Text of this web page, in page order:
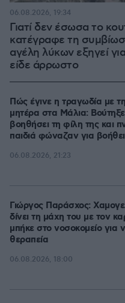
Γιατί δεν έσωσα το
κατέγραφε τη
αγέλη λύκων εξηγεί
είδε άρρωστο
06.08.2026, 19:34
Πώς έγινε η τραγωδία με
μητέρα στα Μάλια:
βοηθήσει τη φίλη της και
παιδιά φώναζαν για
06.08.2026, 21:23
Γιώργος Παράσχος:
δίνει τη μάχη του με τον
μπήκε στο νοσοκομείο για
θεραπεία
06.08.2026, 18:00